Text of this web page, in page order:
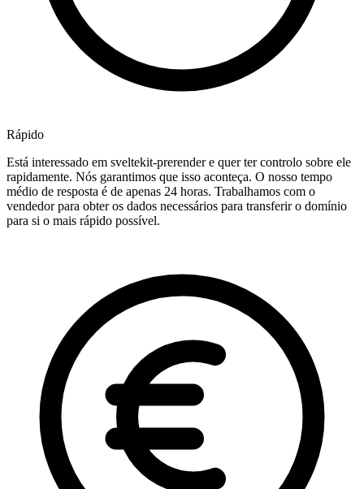
Rápido
Está interessado em sveltekit-prerender e quer ter controlo sobre ele
rapidamente. Nós garantimos que isso aconteça. O nosso tempo
médio de resposta é de apenas 24 horas. Trabalhamos com o
vendedor para obter os dados necessários para transferir o domínio
para si o mais rápido possível.